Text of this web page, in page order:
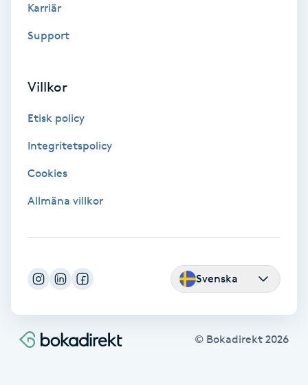
Fransförlängning Volym
Fransrengöring
Friskvårdsmassage
Karriär
Support
Villkor
Etisk policy
Integritetspolicy
Cookies
Allmäna villkor
Svenska
© Bokadirekt 2026